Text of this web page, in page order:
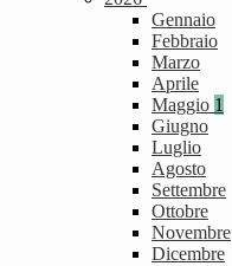
Gennaio
Febbraio
Marzo
Aprile
Maggio 1
Giugno
Luglio
Agosto
Settembre
Ottobre
Novembre
Dicembre